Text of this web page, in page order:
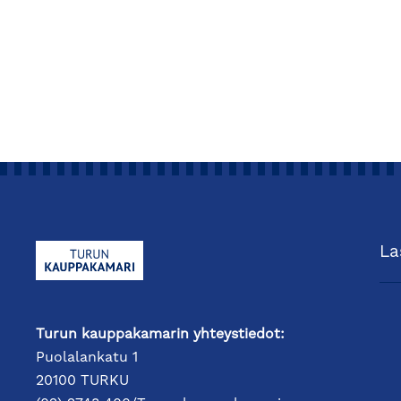
Turun kauppakamarin yhteystiedot:
Puolalankatu 1
20100 TURKU